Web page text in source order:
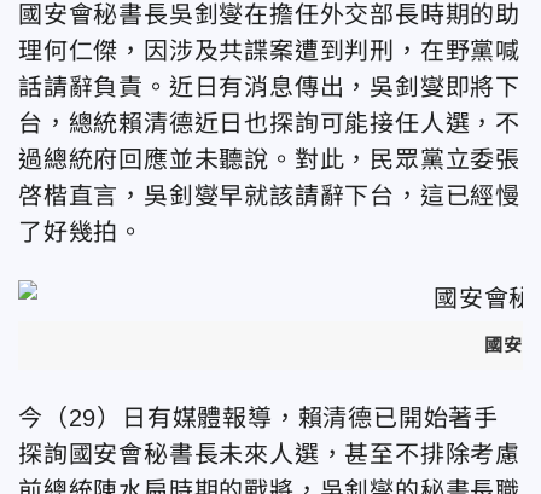
國安會秘書長吳釗燮在擔任外交部長時期的助
理何仁傑，因涉及共諜案遭到判刑，在野黨喊
話請辭負責。近日有消息傳出，吳釗燮即將下
台，總統賴清德近日也探詢可能接任人選，不
過總統府回應並未聽說。對此，民眾黨立委張
啓楷直言，吳釗燮早就該請辭下台，這已經慢
了好幾拍。
國安
今（29）日有媒體報導，賴清德已開始著手
探詢國安會秘書長未來人選，甚至不排除考慮